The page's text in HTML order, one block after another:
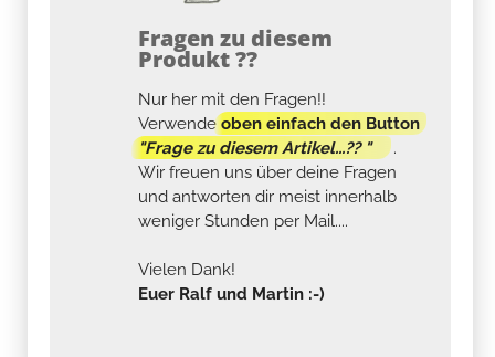
Fragen zu diesem
Produkt ??
Nur her mit den Fragen!!
Verwendeoben einfach den Button
"Frage zu diesem Artikel...?? "
.
Wir freuen uns über deine Fragen
und antworten dir meist innerhalb
weniger Stunden per Mail....
Vielen Dank!
Euer Ralf und Martin :-)